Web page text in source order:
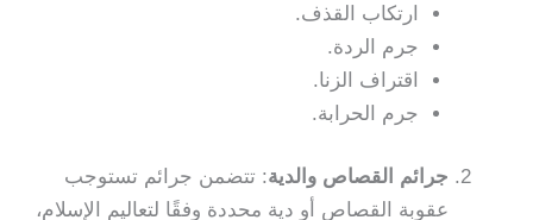
ارتكاب القذف.
جرم الردة.
اقتراف الزنا.
جرم الحرابة.
جرائم القصاص والدية: تتضمن جرائم تستوجب
عقوبة القصاص أو دية محددة وفقًا لتعاليم الإسلام،